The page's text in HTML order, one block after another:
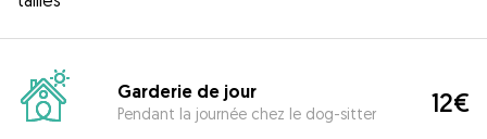
Garderie de jour
Pendant la journée chez le dog-sitter 12€